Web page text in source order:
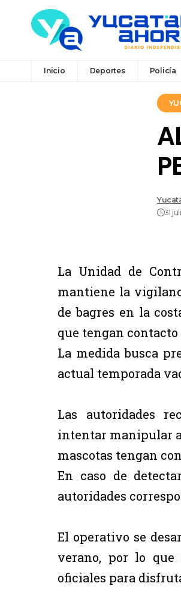
Inicio Deportes Policía
31
La Unidad de
mantiene la
de bagres en la
que tengan contacto
La medida busca
actual temporada
Las autoridades
intentar manipular a
mascotas tengan
En caso de
autoridades
El operativo se
verano, por lo
oficiales para